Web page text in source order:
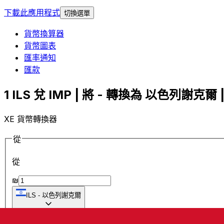
下載此應用程式 切換選單
貨幣換算器
貨幣圖表
匯率通知
匯款
1 ILS 兌 IMP | 將 - 轉換為 以色列謝克爾
XE 貨幣轉換器
從
從
₪
ILS - 以色列謝克爾